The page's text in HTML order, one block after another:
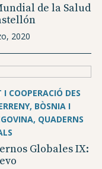
de la Salud
2020
I COOPERACIÓ DES
BÒSNIA I
QUADERNS
Globales IX: